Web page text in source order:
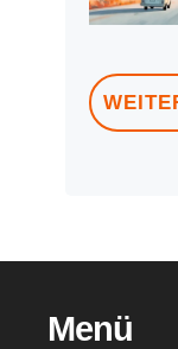
Menü